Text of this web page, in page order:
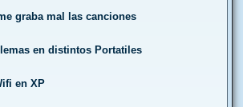
graba mal las canciones
en distintos Portatiles
en XP